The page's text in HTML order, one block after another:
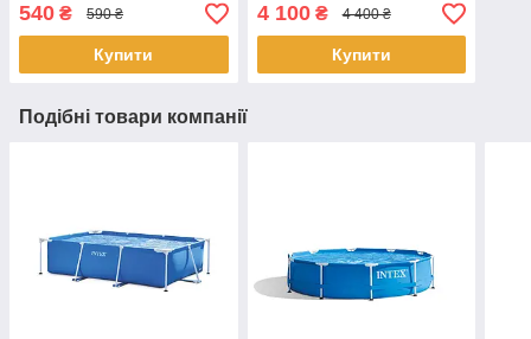
540 ₴ 590 ₴
Купити
4 100₴ 4 400 ₴
Купити
Подібні товари компанії